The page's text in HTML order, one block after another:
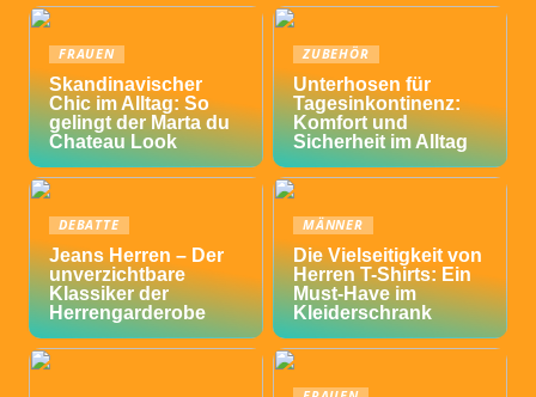
FRAUEN
Skandinavischer
Chic im Alltag: So
gelingt der Marta du
Chateau Look
ZUBEHÖR
Unterhosen für
Tagesinkontinenz:
Komfort und
Sicherheit im Alltag
DEBATTE
Jeans Herren – Der
unverzichtbare
Klassiker der
Herrengarderobe
MÄNNER
Die Vielseitigkeit von
Herren T-Shirts: Ein
Must-Have im
Kleiderschrank